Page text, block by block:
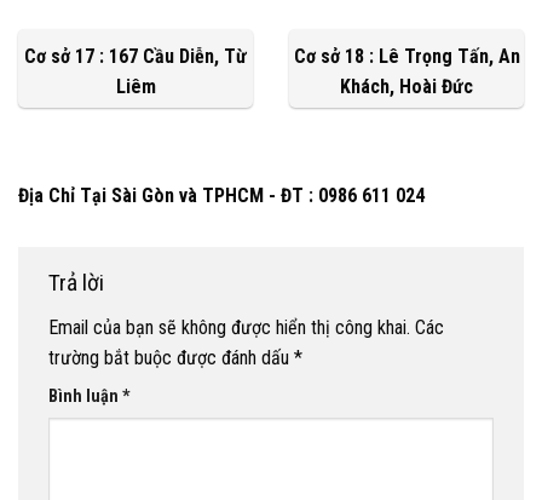
Cơ sở 17 : 167 Cầu Diễn, Từ
Liêm
Cơ sở 18 : Lê Trọng Tấn, An
Khách, Hoài Đức
Địa Chỉ Tại Sài Gòn và TPHCM - ĐT : 0986 611 024
Trả lời
Email của bạn sẽ không được hiển thị công khai. Các
trường bắt buộc được đánh dấu *
Bình luận *